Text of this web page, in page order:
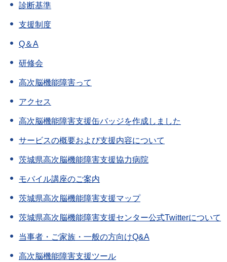
診断基準
支援制度
Q＆A
研修会
高次脳機能障害って
アクセス
高次脳機能障害支援缶バッジを作成しました
サービスの概要および支援内容について
茨城県高次脳機能障害支援協力病院
モバイル講座のご案内
茨城県高次脳機能障害支援マップ
茨城県高次脳機能障害支援センター公式Twitterについて
当事者・ご家族・一般の方向けQ&A
高次脳機能障害支援ツール